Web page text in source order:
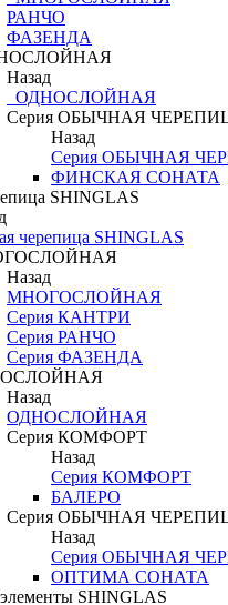
РАНЧО
ФАЗЕНДА
Назад
_ОДНОСЛОЙНАЯ
Серия ОБЫЧНАЯ
Назад
Серия ОБЫЧНАЯ
ФИНСКАЯ СОНАТА
SHINGLAS
черепица SHINGLAS
Назад
МНОГОСЛОЙНАЯ
Серия КАНТРИ
Серия РАНЧО
Серия ФАЗЕНДА
Назад
ОДНОСЛОЙНАЯ
Серия КОМФОРТ
Назад
Серия КОМФОРТ
БАЛЕРО
Серия ОБЫЧНАЯ
Назад
Серия ОБЫЧНАЯ
ОПТИМА СОНАТА
SHINGLAS